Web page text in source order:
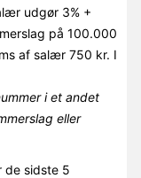
udgør 3% +
på 100.000
af salær 750 kr. I
i et andet
eller
de sidste 5